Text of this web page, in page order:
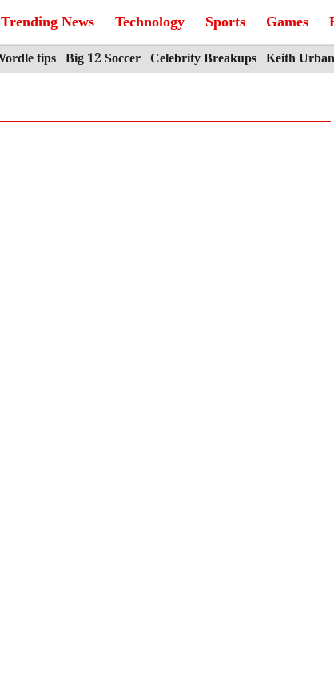
Trending News Technology Sports Games
tips Big 12 Soccer Celebrity Breakups Keith Urban